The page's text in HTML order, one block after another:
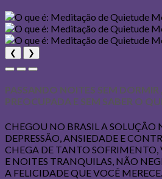
❮ ❯
PASSANDO NOITES SEM DORMIR
PREOCUPADA E SEM SABER O
CHEGOU NO BRASIL A SOLUÇÃO
DEPRESSÃO, ANSIEDADE E
CHEGA DE TANTO SOFRIMENTO,
E NOITES TRANQUILAS, NÃO
A FELICIDADE QUE VOCÊ MERECE.